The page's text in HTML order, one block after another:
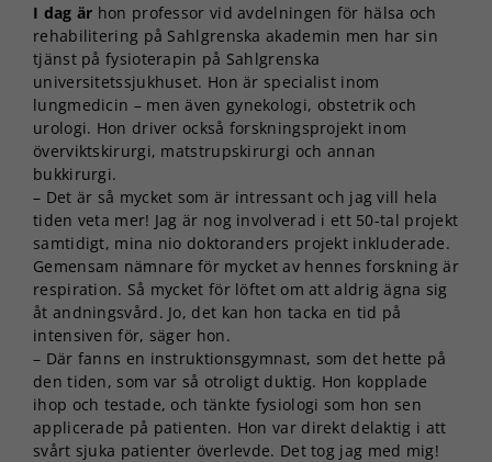
I dag är hon professor vid avdelningen för hälsa och
rehabilitering på Sahlgrenska akademin men har sin
tjänst på fysioterapin på Sahlgrenska
universitetssjukhuset. Hon är specialist inom
lungmedicin – men även gynekologi, obstetrik och
urologi. Hon driver också forskningsprojekt inom
överviktskirurgi, matstrupskirurgi och annan
bukkirurgi.
– Det är så mycket som är intressant och jag vill hela
tiden veta mer! Jag är nog involverad i ett 50-tal projekt
samtidigt, mina nio doktoranders projekt inkluderade.
Gemensam nämnare för mycket av hennes forskning är
respiration. Så mycket för löftet om att aldrig ägna sig
åt andningsvård. Jo, det kan hon tacka en tid på
intensiven för, säger hon.
– Där fanns en instruktionsgymnast, som det hette på
den tiden, som var så otroligt duktig. Hon kopplade
ihop och testade, och tänkte fysiologi som hon sen
applicerade på patienten. Hon var direkt delaktig i att
svårt sjuka patienter överlevde. Det tog jag med mig!